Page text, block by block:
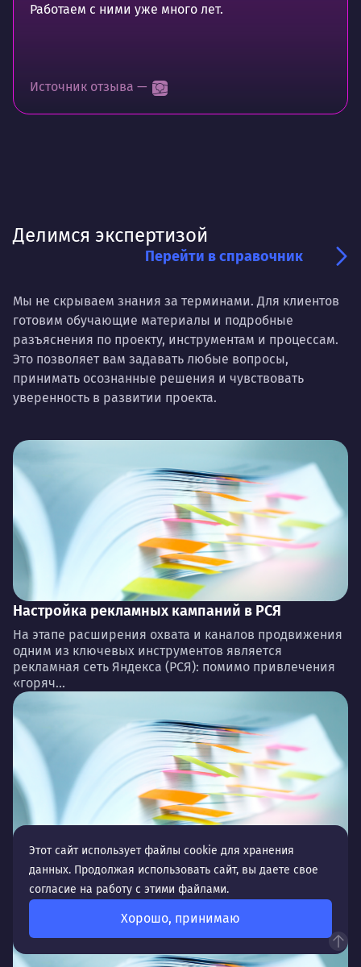
Работаем с ними уже много лет.
Источник отзыва —
Делимся экспертизой
Перейти в справочник
Мы не скрываем знания за терминами. Для клиентов
готовим обучающие материалы и подробные
разъяснения по проекту, инструментам и процессам.
Это позволяет вам задавать любые вопросы,
принимать осознанные решения и чувствовать
уверенность в развитии проекта.
Настройка рекламных кампаний в РСЯ
На этапе расширения охвата и каналов продвижения
одним из ключевых инструментов является
рекламная сеть Яндекса (РСЯ): помимо привлечения
«горяч...
Тестирование и запуск медийных форматов
Кажется, что умение привлечь пользователя к
покупке «с первого взгляда» — это что-то на уровне
фантастики. Однако к такому результат...
Этот сайт использует файлы cookie для хранения
данных. Продолжая использовать сайт, вы даете свое
согласие на работу с этими файлами.
Хорошо, принимаю